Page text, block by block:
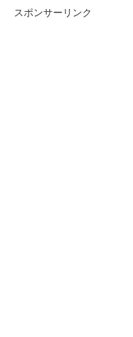
スポンサーリンク